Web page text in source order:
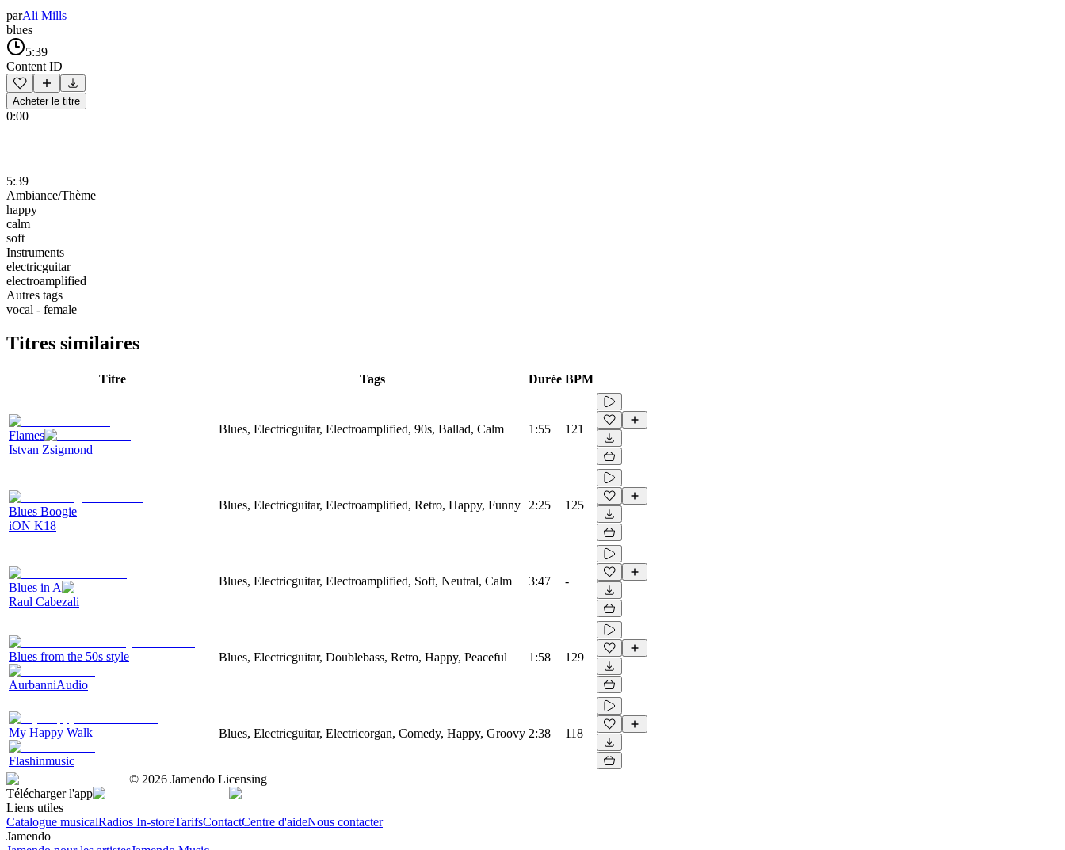
parAli Mills
blues
5:39
Content ID
Acheter le titre
0:00
5:39
Ambiance/Thème
happy
calm
soft
Instruments
electricguitar
electroamplified
Autres tags
vocal - female
Titres similaires
Titre Tags Durée BPM
Flames
Istvan Zsigmond
Blues, Electricguitar, Electroamplified, 90s, Ballad, Calm 1:55 121
Blues Boogie
iON K18
Blues, Electricguitar, Electroamplified, Retro, Happy, Funny 2:25 125
Blues in A
Raul Cabezali
Blues, Electricguitar, Electroamplified, Soft, Neutral, Calm 3:47 -
Blues from the 50s style
AurbanniAudio
Blues, Electricguitar, Doublebass, Retro, Happy, Peaceful 1:58 129
My Happy Walk
Flashinmusic
Blues, Electricguitar, Electricorgan, Comedy, Happy, Groovy 2:38 118
© 2026 Jamendo Licensing
Télécharger l'app
Liens utiles
Catalogue musicalRadios In-storeTarifsContactCentre d'aideNous contacter
Jamendo